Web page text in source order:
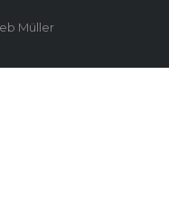
Müller